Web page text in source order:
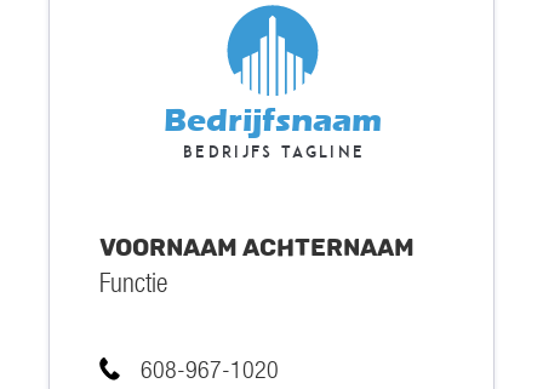
Bedrijfsnaam
Bedrijfs tagline
608-967-1020
Functie
VoornaamAchternaam